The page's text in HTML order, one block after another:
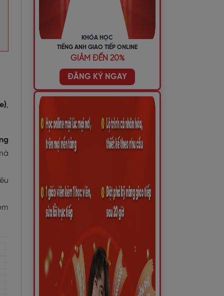
,
KHÓA HỌC
TIẾNG ANH GIAO TIẾP ONLINE
GIẢM ĐẾN 20%
ĐĂNG KÝ NGAY